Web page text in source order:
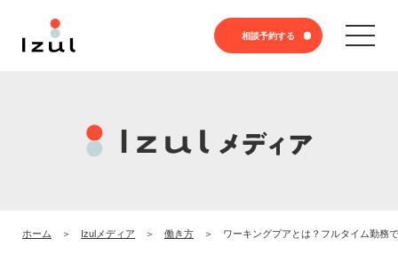
相談予約する
ホーム Izulメディア 働き方 ワーキングプアとは？フルタイム勤務